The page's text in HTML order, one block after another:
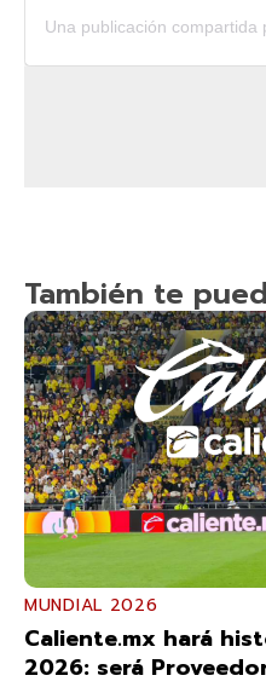
También te
MUNDIAL 2026
Caliente.mx hará
2026: será